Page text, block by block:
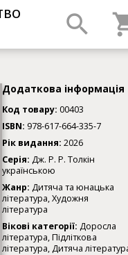
Додаткова інформація
Код товару: 00403
ISBN: 978-617-664-335-7
Рік видання: 2026
Серія: Дж. Р. Р. Толкін
українською
Жанр: Дитяча та юнацька
література, Художня
література
Вікові категорії: Доросла
література, Підліткова
література, Дитяча